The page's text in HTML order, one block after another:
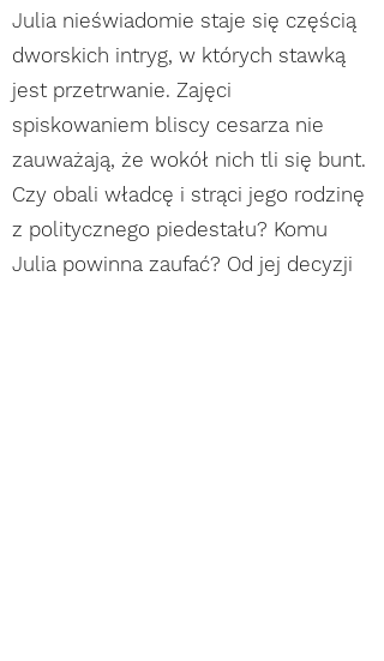
Julia nieświadomie staje się częścią
dworskich intryg, w których stawką
jest przetrwanie. Zajęci
spiskowaniem bliscy cesarza nie
zauważają, że wokół nich tli się bunt.
Czy obali władcę i strąci jego rodzinę
z politycznego piedestału? Komu
Julia powinna zaufać? Od jej decyzji